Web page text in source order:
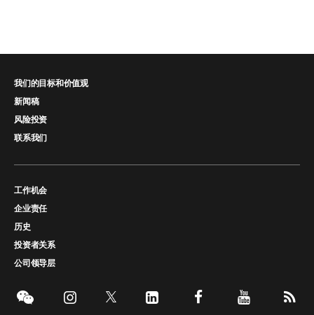
我们的目标和价值观
新闻稿
风险投资
联系我们
工作机会
企业责任
历史
投资者关系
公司领导层